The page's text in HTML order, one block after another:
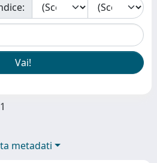
metadati